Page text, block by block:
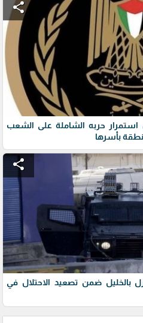
share
استمرار حربه الشاملة على الشعب
بأسرها
share
بالخليل ضمن تصعيد الاحتلال في